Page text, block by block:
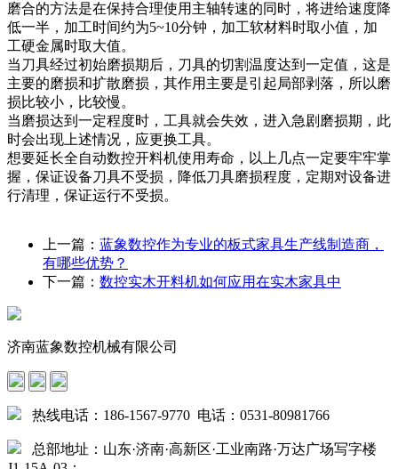
磨合的方法是在保持合理使用主轴转速的同时，将进给速度降
低一半，加工时间约为5~10分钟，加工软材料时取小值，加
工硬金属时取大值。
当刀具经过初始磨损期后，刀具的切割温度达到一定值，这是
主要的磨损和扩散磨损，其作用主要是引起局部剥落，所以磨
损比较小，比较慢。
当磨损达到一定程度时，工具就会失效，进入急剧磨损期，此
时会出现上述情况，应更换工具。
想要延长全自动数控开料机使用寿命，以上几点一定要牢牢掌
握，保证设备刀具不受损，降低刀具磨损程度，定期对设备进
行清理，保证运行不受损。
上一篇： 蓝象数控作为专业的板式家具生产线制造商，
有哪些优势？
下一篇： 数控实木开料机如何应用在实木家具中
济南蓝象数控机械有限公司
热线电话：186-1567-9770 电话：0531-80981766
总部地址：山东·济南·高新区·工业南路·万达广场写字楼